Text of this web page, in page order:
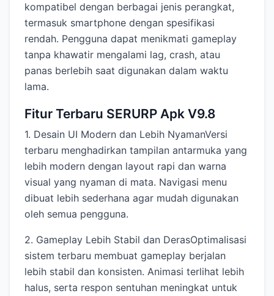
kompatibel dengan berbagai jenis perangkat,
termasuk smartphone dengan spesifikasi
rendah. Pengguna dapat menikmati gameplay
tanpa khawatir mengalami lag, crash, atau
panas berlebih saat digunakan dalam waktu
lama.
Fitur Terbaru SERURP Apk V9.8
1. Desain UI Modern dan Lebih NyamanVersi
terbaru menghadirkan tampilan antarmuka yang
lebih modern dengan layout rapi dan warna
visual yang nyaman di mata. Navigasi menu
dibuat lebih sederhana agar mudah digunakan
oleh semua pengguna.
2. Gameplay Lebih Stabil dan DerasOptimalisasi
sistem terbaru membuat gameplay berjalan
lebih stabil dan konsisten. Animasi terlihat lebih
halus, serta respon sentuhan meningkat untuk